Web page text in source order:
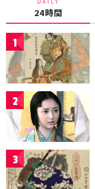
24時間
1
2
3